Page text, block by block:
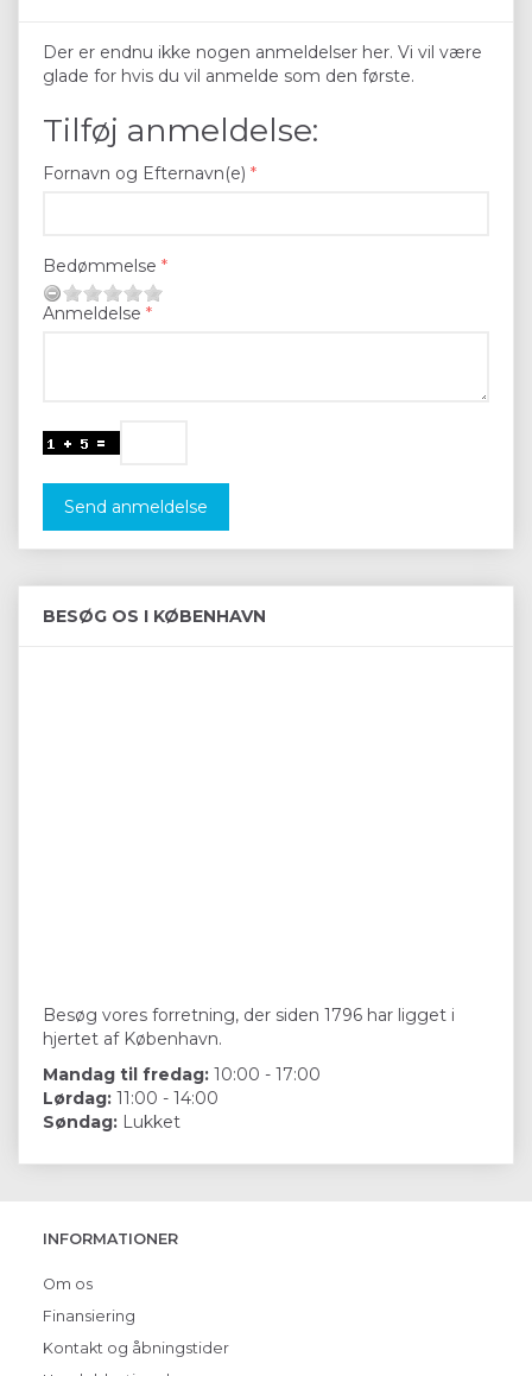
Der er endnu ikke nogen anmeldelser her. Vi vil være
glade for hvis du vil anmelde som den første.
Tilføj anmeldelse:
Fornavn og Efternavn(e)
Bedømmelse
Anmeldelse
Send anmeldelse
BESØG OS I KØBENHAVN
Besøg vores forretning, der siden 1796 har ligget i
hjertet af København.
Mandag til fredag: 10:00 - 17:00
Lørdag: 11:00 - 14:00
Søndag: Lukket
INFORMATIONER
Om os
Finansiering
Kontakt og åbningstider